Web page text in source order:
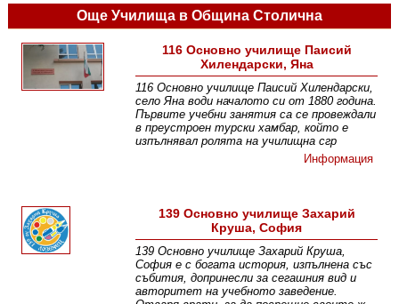
Още Училища в Община Столична
116 Основно училище Паисий
Хилендарски, Яна
116 Основно училище Паисий Хилендарски,
село Яна води началото си от 1880 година.
Първите учебни занятия са се провеждали
в преустроен турски хамбар, който е
изпълнявал ролята на училищна сгр
Информация
139 Основно училище Захарий
Круша, София
139 Основно училище Захарий Круша,
София е с богата история, изпълнена със
събития, допринесли за сегашния вид и
авторитет на учебното заведение.